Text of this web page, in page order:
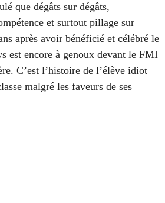
que dégâts sur dégâts,
et surtout pillage sur
après avoir bénéficié et célébré le
est encore à genoux devant le FMI
C’est l’histoire de l’élève idiot
malgré les faveurs de ses